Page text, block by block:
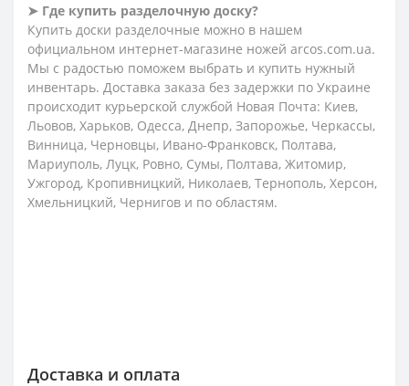
➤ Где купить разделочную доску?
Купить доски разделочные можно в нашем
официальном интернет-магазине ножей arcos.com.ua.
Мы с радостью поможем выбрать и купить нужный
инвентарь. Доставка заказа без задержки по Украине
происходит курьерской службой Новая Почта: Киев,
Льовов, Харьков, Одесса, Днепр, Запорожье, Черкассы,
Винница, Черновцы, Ивано-Франковск, Полтава,
Мариуполь, Луцк, Ровно, Сумы, Полтава, Житомир,
Ужгород, Кропивницкий, Николаев, Тернополь, Херсон,
Хмельницкий, Чернигов и по областям.
Доставка и оплата